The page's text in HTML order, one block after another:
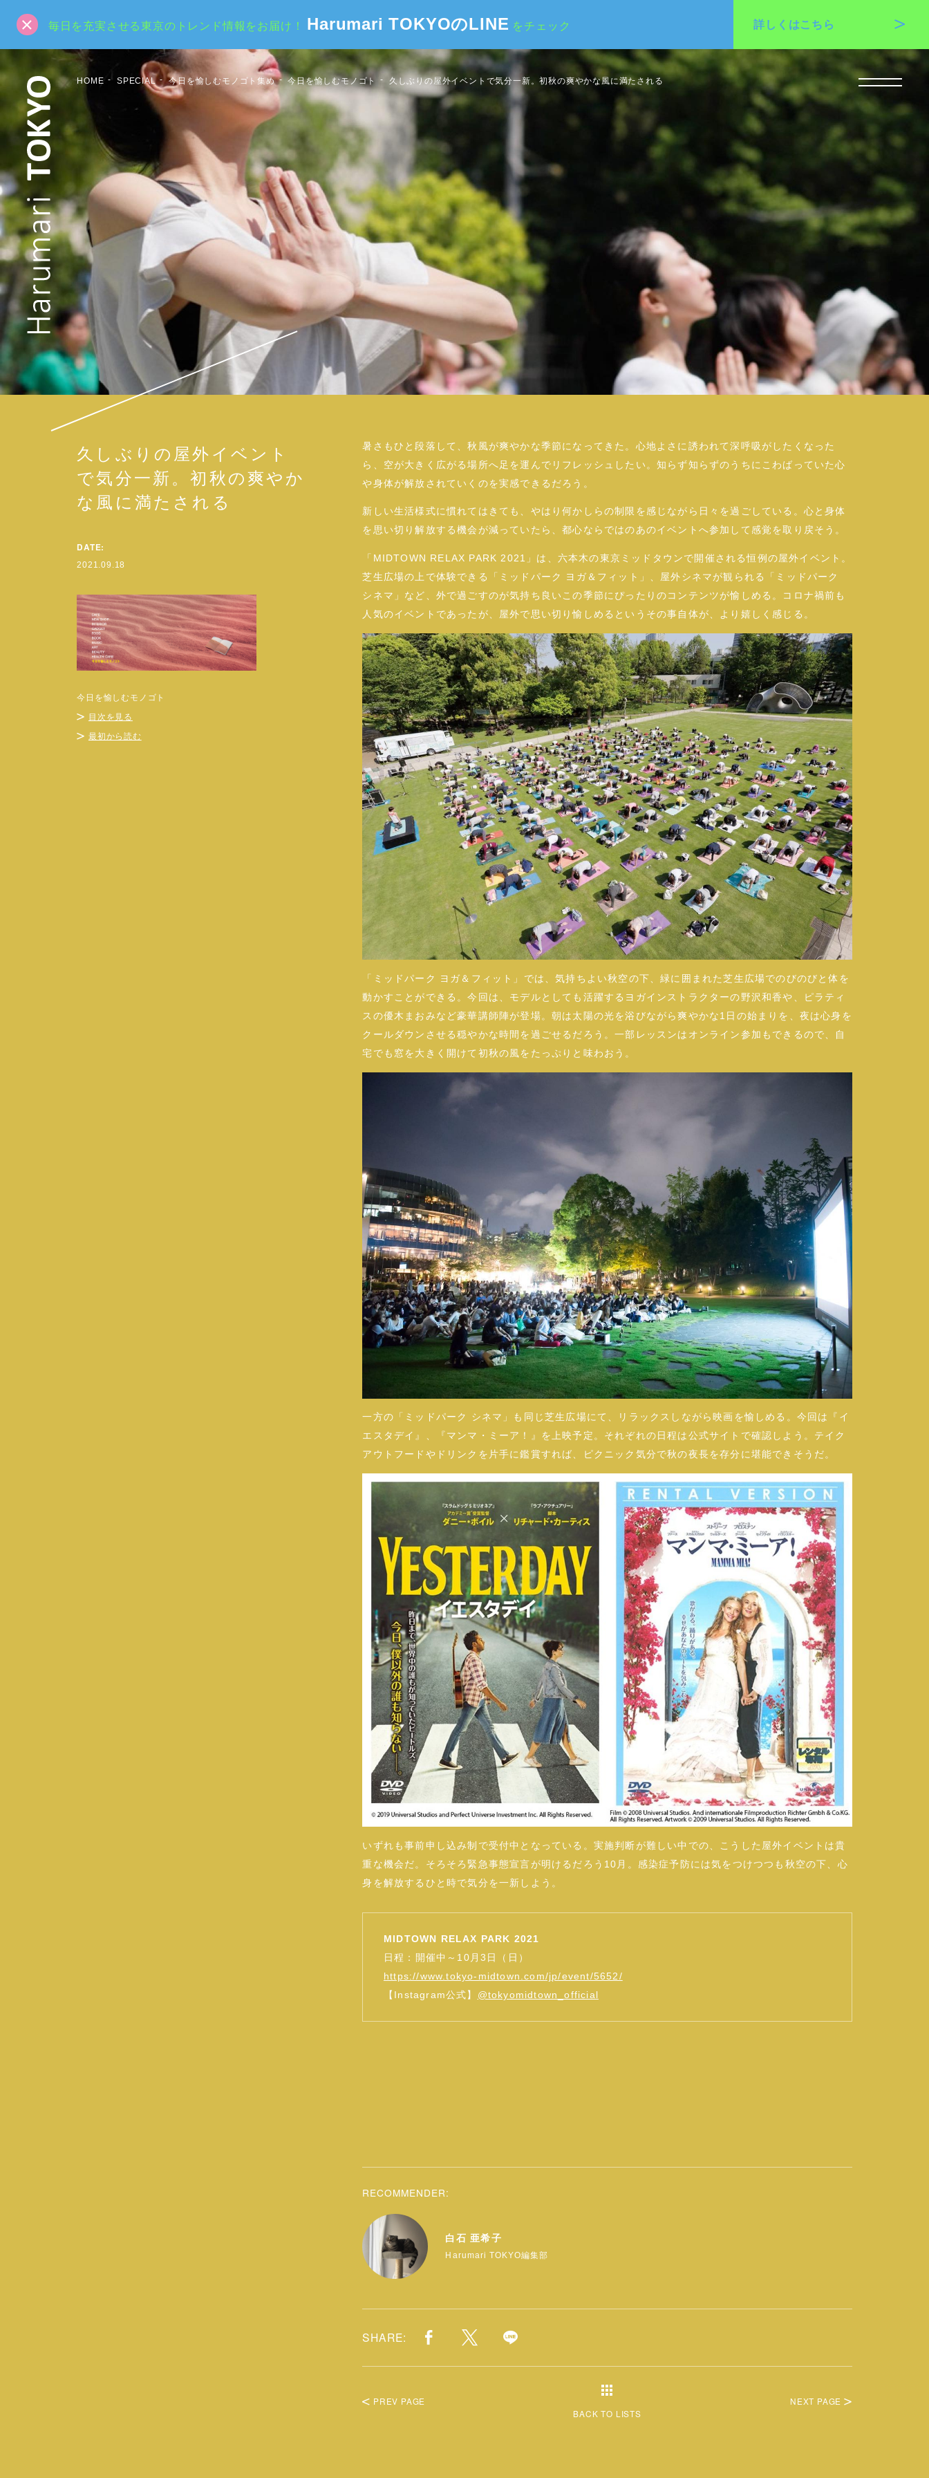
毎日を充実させる東京のトレンド情報をお届け！ Harumari TOKYOのLINE をチェック 詳しくはこちら
HOME SPECIAL 今日を愉しむモノゴト集め 今日を愉しむモノゴト 久しぶりの屋外イベントで気分一新。初秋の爽やかな風に満たされる
久しぶりの屋外イベント
で気分一新。初秋の爽やか
な風に満たされる
DATE:
2021.09.18
今日を愉しむモノゴト
目次を見る
最初から読む
暑さもひと段落して、秋風が爽やかな季節になってきた。心地よさに誘われて深呼吸がしたくなった
ら、空が大きく広がる場所へ足を運んでリフレッシュしたい。知らず知らずのうちにこわばっていた心
や身体が解放されていくのを実感できるだろう。
新しい生活様式に慣れてはきても、やはり何かしらの制限を感じながら日々を過ごしている。心と身体
を思い切り解放する機会が減っていたら、都心ならではのあのイベントへ参加して感覚を取り戻そう。
「MIDTOWN RELAX PARK 2021」は、六本木の東京ミッドタウンで開催される恒例の屋外イベント。
芝生広場の上で体験できる「ミッドパーク ヨガ＆フィット」、屋外シネマが観られる「ミッドパーク
シネマ」など、外で過ごすのが気持ち良いこの季節にぴったりのコンテンツが愉しめる。コロナ禍前も
人気のイベントであったが、屋外で思い切り愉しめるというその事自体が、より嬉しく感じる。
「ミッドパーク ヨガ＆フィット」では、気持ちよい秋空の下、緑に囲まれた芝生広場でのびのびと体を
動かすことができる。今回は、モデルとしても活躍するヨガインストラクターの野沢和香や、ピラティ
スの優木まおみなど豪華講師陣が登場。朝は太陽の光を浴びながら爽やかな1日の始まりを、夜は心身を
クールダウンさせる穏やかな時間を過ごせるだろう。一部レッスンはオンライン参加もできるので、自
宅でも窓を大きく開けて初秋の風をたっぷりと味わおう。
一方の「ミッドパーク シネマ」も同じ芝生広場にて、リラックスしながら映画を愉しめる。今回は『イ
エスタデイ』、『マンマ・ミーア！』を上映予定。それぞれの日程は公式サイトで確認しよう。テイク
アウトフードやドリンクを片手に鑑賞すれば、ピクニック気分で秋の夜長を存分に堪能できそうだ。
いずれも事前申し込み制で受付中となっている。実施判断が難しい中での、こうした屋外イベントは貴
重な機会だ。そろそろ緊急事態宣言が明けるだろう10月。感染症予防には気をつけつつも秋空の下、心
身を解放するひと時で気分を一新しよう。
MIDTOWN RELAX PARK 2021
日程：開催中～10月3日（日）
https://www.tokyo-midtown.com/jp/event/5652/
【Instagram公式】 @tokyomidtown_official
RECOMMENDER:
白石 亜希子
Harumari TOKYO編集部
SHARE:
BACK TO LISTS
PREV PAGE NEXT PAGE